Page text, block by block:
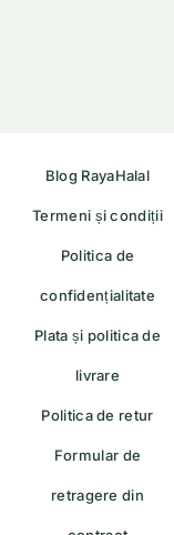
Blog RayaHalal
Termeni și condiții
Politica de
confidențialitate
Plata și politica de
livrare
Politica de retur
Formular de
retragere din